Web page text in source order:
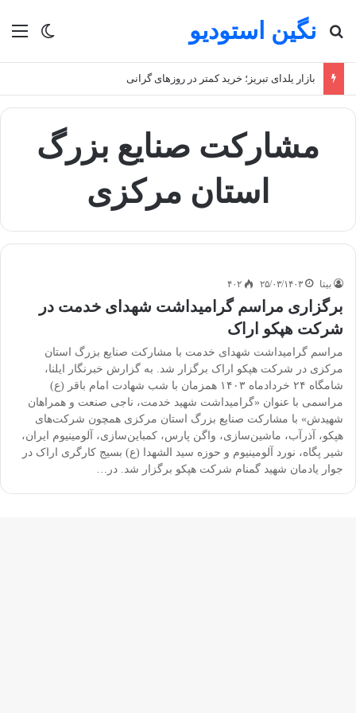
تغییر نگین استودیو
جستجو برای
بازار یلدای تبریز؛ خرید کمتر در روزهای گرانی
مشارکت صنایع بزرگ
استان مرکزی
بیتا ۲۵/۰۳/۱۴۰۳ ۴۰۲
برگزاری مراسم گرامیداشت شهدای خدمت در
شرکت هپکو اراک
مراسم گرامیداشت شهدای خدمت با مشارکت صنایع بزرگ استان
مرکزی در شرکت هپکو اراک برگزار شد. به گزارش خبرنگار ایلنا،
شامگاه ۲۴ خردادماه ۱۴۰۳ همزمان با شب شهادت امام باقر (ع)
مراسمی با عنوان «گرامیداشت شهید خدمت، ناجی صنعت و همراهان
شهیدش» با مشارکت صنایع بزرگ استان مرکزی همچون شرکت‌های
هپکو، آذرآب، ماشین‌سازی، واگن پارس، کمباین‌سازی، آلومینیوم ایران،
شیر پگاه، نورد آلومینیوم و حوزه سید الشهدا (ع) بسیج کارگری اراک در
جوار یادمان شهید گمنام شرکت هپکو برگزار شد. در…